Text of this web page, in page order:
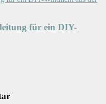
für ein DIY-